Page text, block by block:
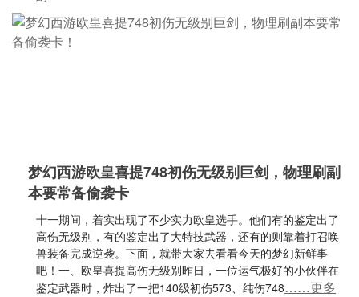
梦幻西游欧皇喜提748初伤无级别巨剑，物理刷副
本要常备偷袭卡
十一期间，着实出现了不少实力欧皇选手。他们有的鉴定出了
高伤无级别，有的鉴定出了大特技武器，还有的则靠着打召唤
兽装备完成逆袭。下面，就带大家去看看今天的梦幻新鲜事
吧！一、欧皇喜提高伤无级别昨日，一位运气极好的小伙伴在
鉴定武器时，炸出了一把140级初伤573、纯伤748……更多